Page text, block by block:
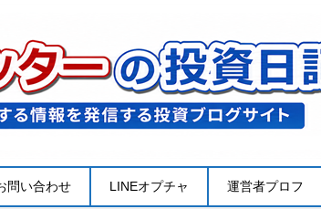
問い合わせ LINEオプチャ 運営者プロフ